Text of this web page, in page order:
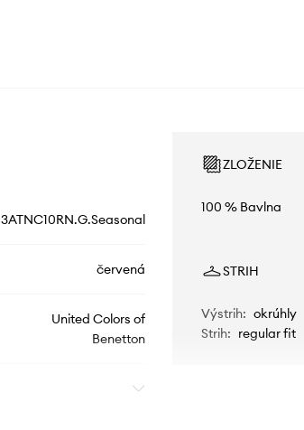
3ATNC10RN.G.Seasonal
červená
United Colors of
Benetton
ZLOŽENIE
100 % Bavlna
STRIH
Výstrih: okrúhly
Strih: regular fit